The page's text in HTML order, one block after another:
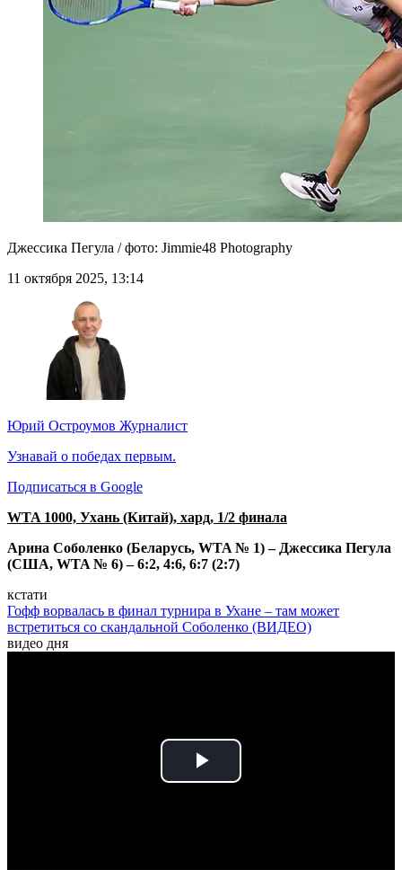
Джессика Пегула / фото: Jimmie48 Photography
11 октября 2025, 13:14
Юрий Остроумов Журналист
Узнавай о победах первым.
Подписаться в Google
WTA 1000, Ухань (Китай), хард, 1/2 финала
Арина Соболенко (Беларусь, WTA № 1) – Джессика Пегула
(США, WTA № 6) – 6:2, 4:6, 6:7 (2:7)
кстати
Гофф ворвалась в финал турнира в Ухане – там может
встретиться со скандальной Соболенко (ВИДЕО)
видео дня
Play